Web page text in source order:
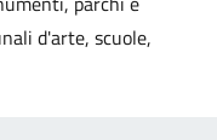
d'arte, scuole,